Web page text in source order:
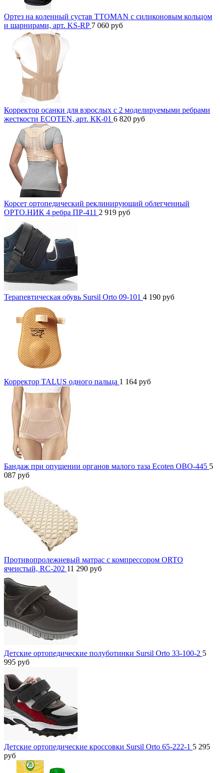
Ортез на коленный сустав TTOMAN с силиконовым кольцом
и шарнирами, арт. KS-RP 7 060 руб
Корректор осанки для взрослых с 2 моделируемыми ребрами
жесткости ECOTEN, арт. КК-01 6 820 руб
Корсет ортопедический реклинирующий облегченный
ОРТО.НИК 4 ребра ПР-411 2 919 руб
Терапевтическая обувь Sursil Orto 09-101 4 190 руб
Корректор TALUS одного пальца 1 164 руб
Бандаж при опущении органов малого таза Ecoten ОВО-445 5
087 руб
Противопролежневый матрас с компрессором ORTO
ячеистый, RC-202 11 290 руб
Детские ортопедические полуботинки Sursil Orto 33-100-2 5
995 руб
Детские ортопедические кроссовки Sursil Orto 65-222-1 5 295
руб